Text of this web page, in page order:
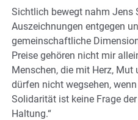
Sichtlich bewegt nahm Jens
Auszeichnungen entgegen
gemeinschaftliche
Preise gehören nicht mir
Menschen, die mit Herz,
dürfen nicht wegsehen,
Solidarität ist keine Frage
Haltung.“